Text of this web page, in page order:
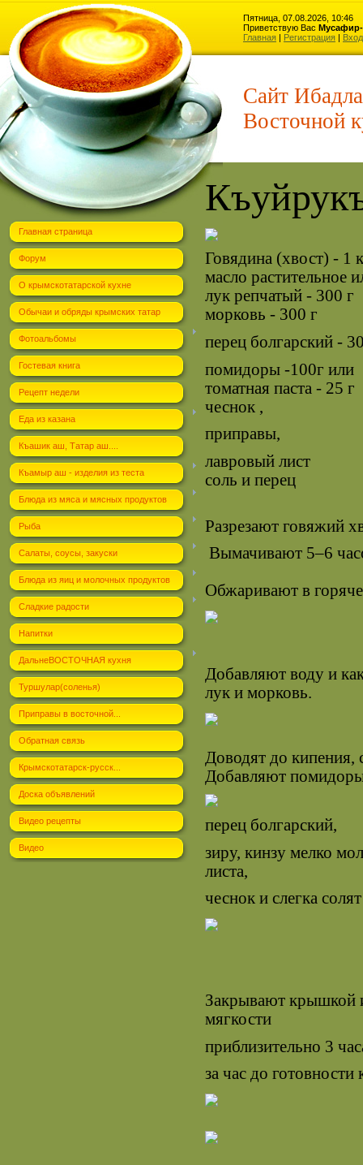
Пятница, 07.08.2026, 10:46
Приветствую Вас Мусафир-
Главная | Регистрация | Вход
Сайт
Восточной
Главная страница
Форум
О крымскотатарской кухне
Обычаи и обряды крымских татар
Фотоальбомы
Гостевая книга
Рецепт недели
Еда из казана
Къашик аш, Татар аш....
Къамыр аш - изделия из теста
Блюда из мяса и мясных продуктов
Рыба
Салаты, соусы, закуски
Блюда из яиц и молочных продуктов
Сладкие радости
Напитки
ДальнеВОСТОЧНАЯ кухня
Туршулар(соленья)
Приправы в восточной...
Обратная связь
Крымскотатарск-русск...
Доска объявлений
Видео рецепты
Видео
Говядина (хвост) - 1
масло растительное
лук репчатый - 300 г
морковь - 300 г
перец болгарский -
помидоры -100г или
томатная паста - 25 г
чеснок ,
приправы,
лавровый лист
соль и перец
Разрезают говяжий
Вымачивают 5–6
Обжаривают в
Добавляют воду и
лук и морковь.
Доводят до
Добавляют
перец болгарский,
зиру, кинзу мелко
листа,
чеснок и слегка
Закрывают крышкой
мягкости
приблизительно 3
за час до готовности